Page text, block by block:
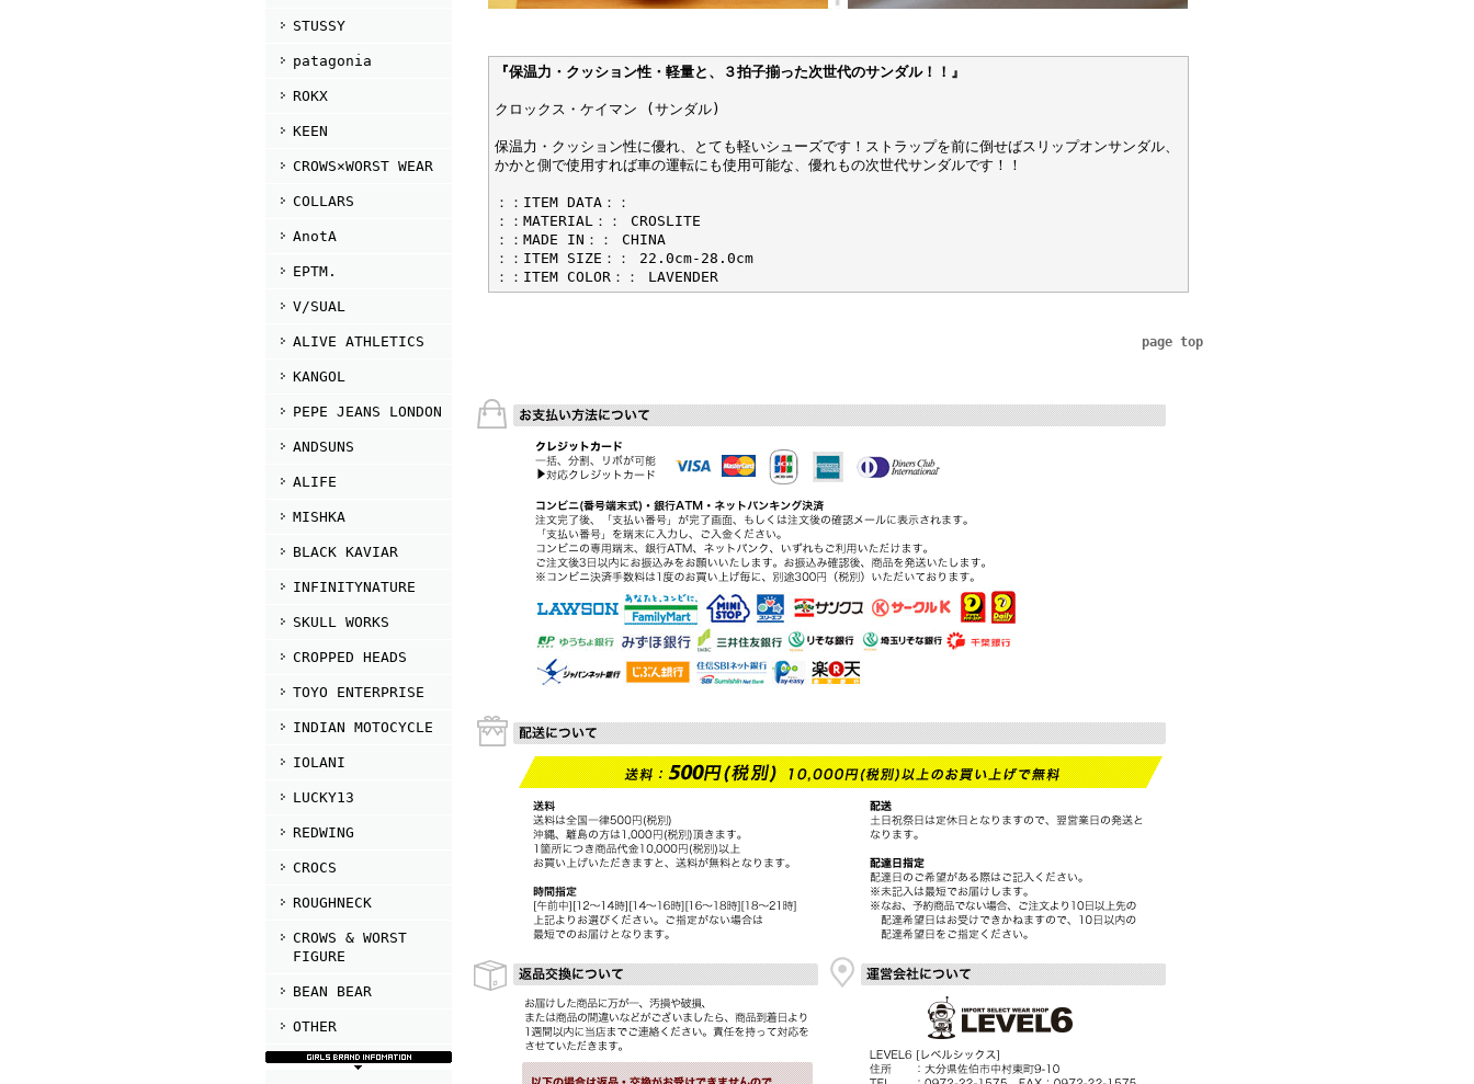
STUSSY
patagonia
ROKX
KEEN
CROWS×WORST WEAR
COLLARS
AnotA
EPTM.
V/SUAL
ALIVE ATHLETICS
KANGOL
PEPE JEANS LONDON
ANDSUNS
ALIFE
MISHKA
BLACK KAVIAR
INFINITYNATURE
SKULL WORKS
CROPPED HEADS
TOYO ENTERPRISE
INDIAN MOTOCYCLE
IOLANI
LUCKY13
REDWING
CROCS
ROUGHNECK
CROWS & WORST
FIGURE
BEAN BEAR
OTHER
『保温力・クッション性・軽量と、３拍子揃った次世代のサンダル！！』
クロックス・ケイマン (サンダル)
保温力・クッション性に優れ、とても軽いシューズです！ストラップを前に倒せばスリップオンサンダル、
かかと側で使用すれば車の運転にも使用可能な、優れもの次世代サンダルです！！
：：ITEM DATA：：
：：MATERIAL：： CROSLITE
：：MADE IN：： CHINA
：：ITEM SIZE：： 22.0cm-28.0cm
：：ITEM COLOR：： LAVENDER
page top